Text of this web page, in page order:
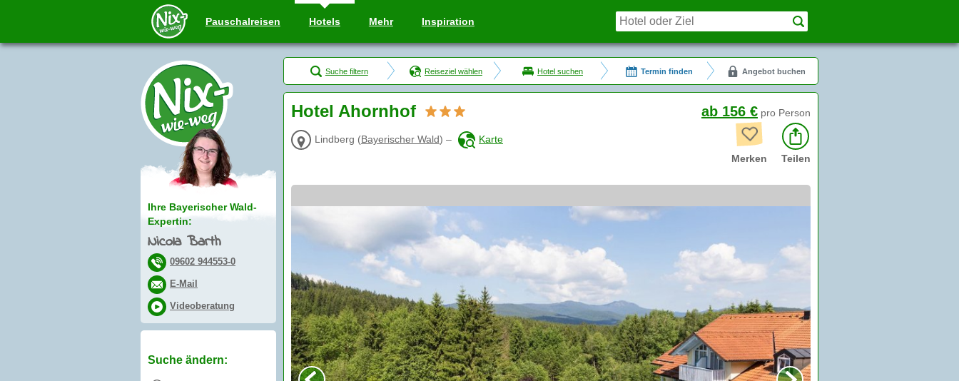
Pauschalreisen Hotels Mehr Inspiration
Ihre Bayerischer Wald-
Expertin:
Nicola Barth
09602 944553-0
E-Mail
Videoberatung
Suche ändern:
Suche filtern Reiseziel wählen Hotel suchen Termin finden Angebot buchen
Hotel Ahornhof
Lindberg (Bayerischer Wald) – Karte
ab 156 € pro Person
Merken Teilen